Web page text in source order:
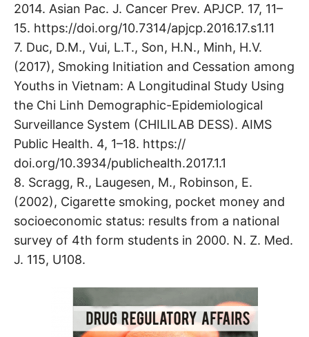
2014. Asian Pac. J. Cancer Prev. APJCP. 17, 11–
15. https://doi.org/10.7314/apjcp.2016.17.s1.11
7. Duc, D.M., Vui, L.T., Son, H.N., Minh, H.V.
(2017), Smoking Initiation and Cessation among
Youths in Vietnam: A Longitudinal Study Using
the Chi Linh Demographic-Epidemiological
Surveillance System (CHILILAB DESS). AIMS
Public Health. 4, 1–18. https://
doi.org/10.3934/publichealth.2017.1.1
8. Scragg, R., Laugesen, M., Robinson, E.
(2002), Cigarette smoking, pocket money and
socioeconomic status: results from a national
survey of 4th form students in 2000. N. Z. Med.
J. 115, U108.